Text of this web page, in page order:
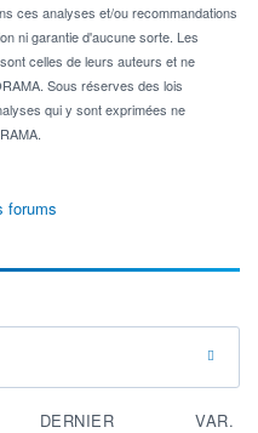
ces analyses et/ou recommandations
ni garantie d'aucune sorte. Les
celles de leurs auteurs et ne
Sous réserves des lois
qui y sont exprimées ne
forums
DERNIER
VAR.